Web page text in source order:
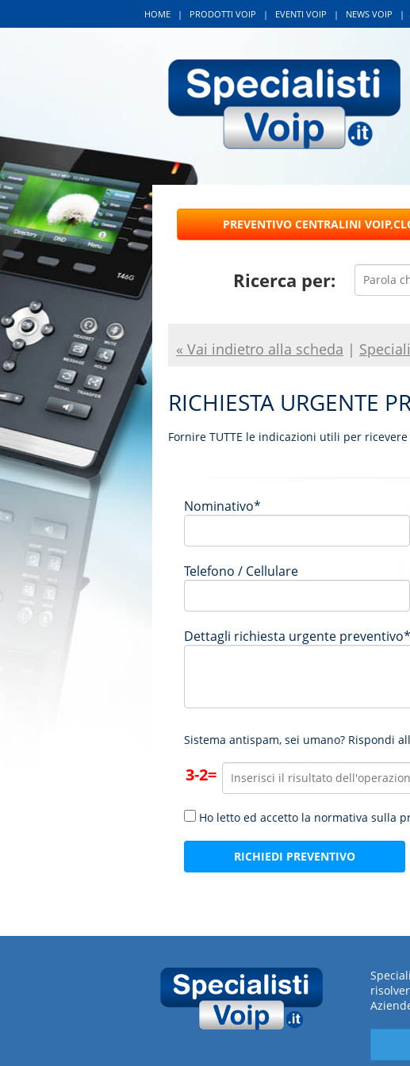
HOME | PRODOTTI VOIP | EVENTI VOIP | NEWS VOIP |
Ricerca per:
« Vai indietro alla scheda |
RICHIESTA URGENTE
Fornire TUTTE le indicazioni utili per
Nominativo*
Telefono / Cellulare
Dettagli richiesta urgente preventivo*
Sistema antispam, sei umano? Rispondi
3-2=
Ho letto ed accetto la normativa sulla